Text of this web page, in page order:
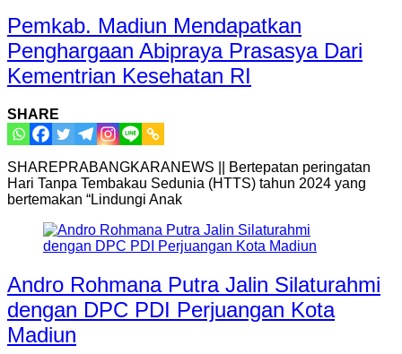
Pemkab. Madiun Mendapatkan
Penghargaan Abipraya Prasasya Dari
Kementrian Kesehatan RI
SHARE
SHAREPRABANGKARANEWS || Bertepatan peringatan
Hari Tanpa Tembakau Sedunia (HTTS) tahun 2024 yang
bertemakan “Lindungi Anak
Andro Rohmana Putra Jalin Silaturahmi
dengan DPC PDI Perjuangan Kota
Madiun